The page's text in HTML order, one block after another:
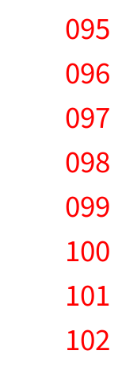
095
096
097
098
099
100
101
102